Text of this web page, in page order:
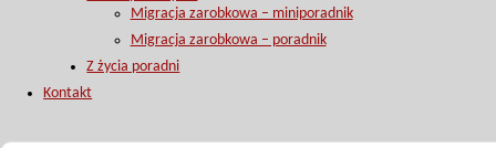
Migracja zarobkowa – miniporadnik
Migracja zarobkowa – poradnik
Z życia poradni
Kontakt